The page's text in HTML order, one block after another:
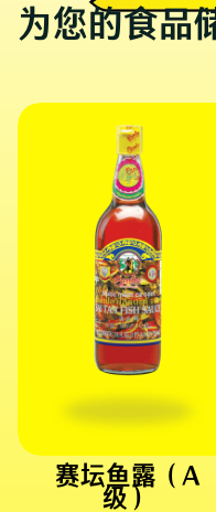
为您的食品
赛坛鱼露（A
级）